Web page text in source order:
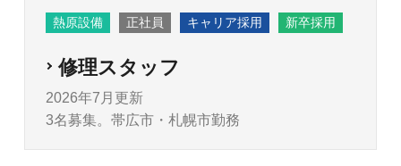
熱原設備 正社員 キャリア採用 新卒採用
修理スタッフ
2026年7月更新
3名募集。帯広市・札幌市勤務